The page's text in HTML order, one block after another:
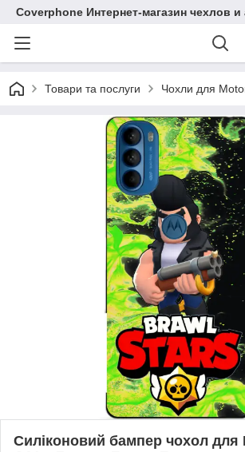
Coverphone Интернет-магазин чехлов
Товари та послуги Чохли для
Силіконовий бампер чохол для